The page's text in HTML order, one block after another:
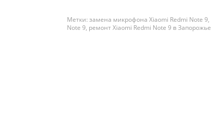
Метки: замена микрофона Xiaomi Redmi Note 9,
Note 9, ремонт Xiaomi Redmi Note 9 в Запорожье